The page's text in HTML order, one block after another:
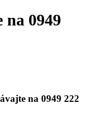
0949
na 0949 222